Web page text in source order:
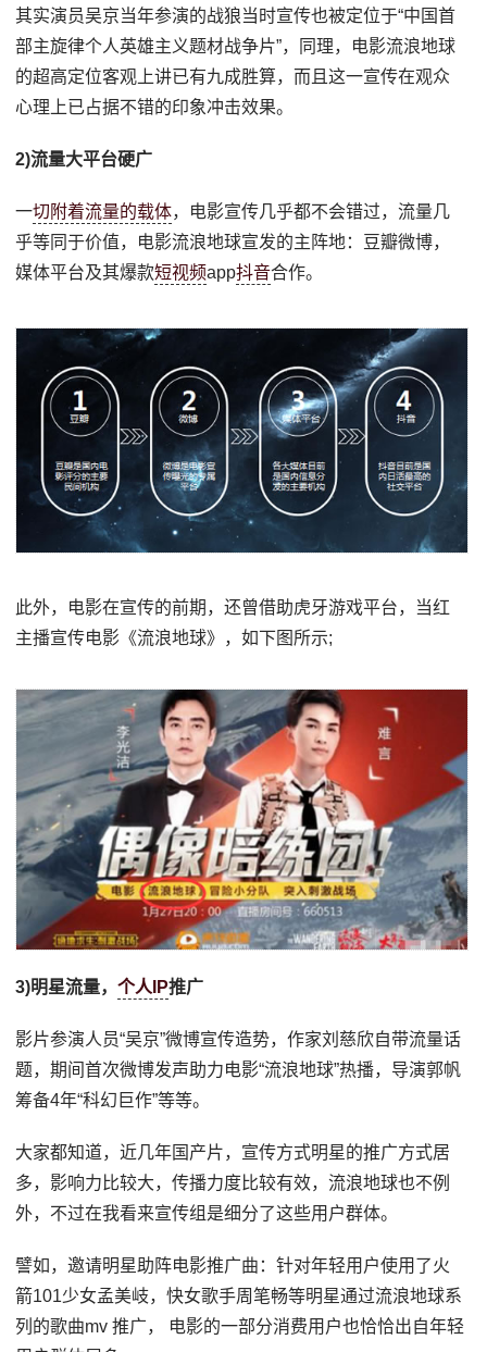
其实演员吴京当年参演的战狼当时宣传也被定位于“中国首
部主旋律个人英雄主义题材战争片”，同理，电影流浪地球
的超高定位客观上讲已有九成胜算，而且这一宣传在观众
心理上已占据不错的印象冲击效果。
2)流量大平台硬广
一切附着流量的载体，电影宣传几乎都不会错过，流量几
乎等同于价值，电影流浪地球宣发的主阵地：豆瓣微博，
媒体平台及其爆款短视频app抖音合作。
此外，电影在宣传的前期，还曾借助虎牙游戏平台，当红
主播宣传电影《流浪地球》，如下图所示;
3)明星流量，个人IP推广
影片参演人员“吴京”微博宣传造势，作家刘慈欣自带流量话
题，期间首次微博发声助力电影“流浪地球”热播，导演郭帆
筹备4年“科幻巨作”等等。
大家都知道，近几年国产片，宣传方式明星的推广方式居
多，影响力比较大，传播力度比较有效，流浪地球也不例
外，不过在我看来宣传组是细分了这些用户群体。
譬如，邀请明星助阵电影推广曲：针对年轻用户使用了火
箭101少女孟美岐，快女歌手周笔畅等明星通过流浪地球系
列的歌曲mv 推广， 电影的一部分消费用户也恰恰出自年轻